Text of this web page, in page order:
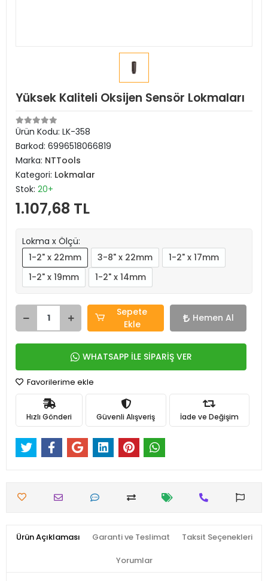
Yüksek Kaliteli Oksijen Sensör Lokmaları
Ürün Kodu: LK-358
Barkod: 6996518066819
Marka: NTTools
Kategori: Lokmalar
Stok: 20+
1.107,68 TL
Lokma x Ölçü:
1-2" x 22mm
3-8" x 22mm
1-2" x 17mm
1-2" x 19mm
1-2" x 14mm
Sepete
Ekle
Hemen Al
WHATSAPP İLE SİPARİŞ VER
Favorilerime ekle
Hızlı Gönderi Güvenli Alışveriş İade ve Değişim
Ürün Açıklaması Garanti ve Teslimat Taksit Seçenekleri
Yorumlar